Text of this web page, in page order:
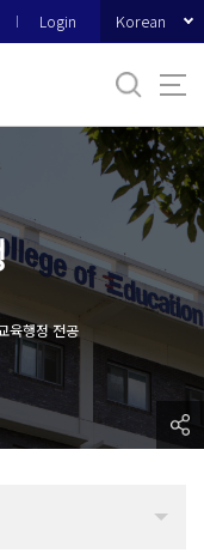
Login Korean
육행정 전공